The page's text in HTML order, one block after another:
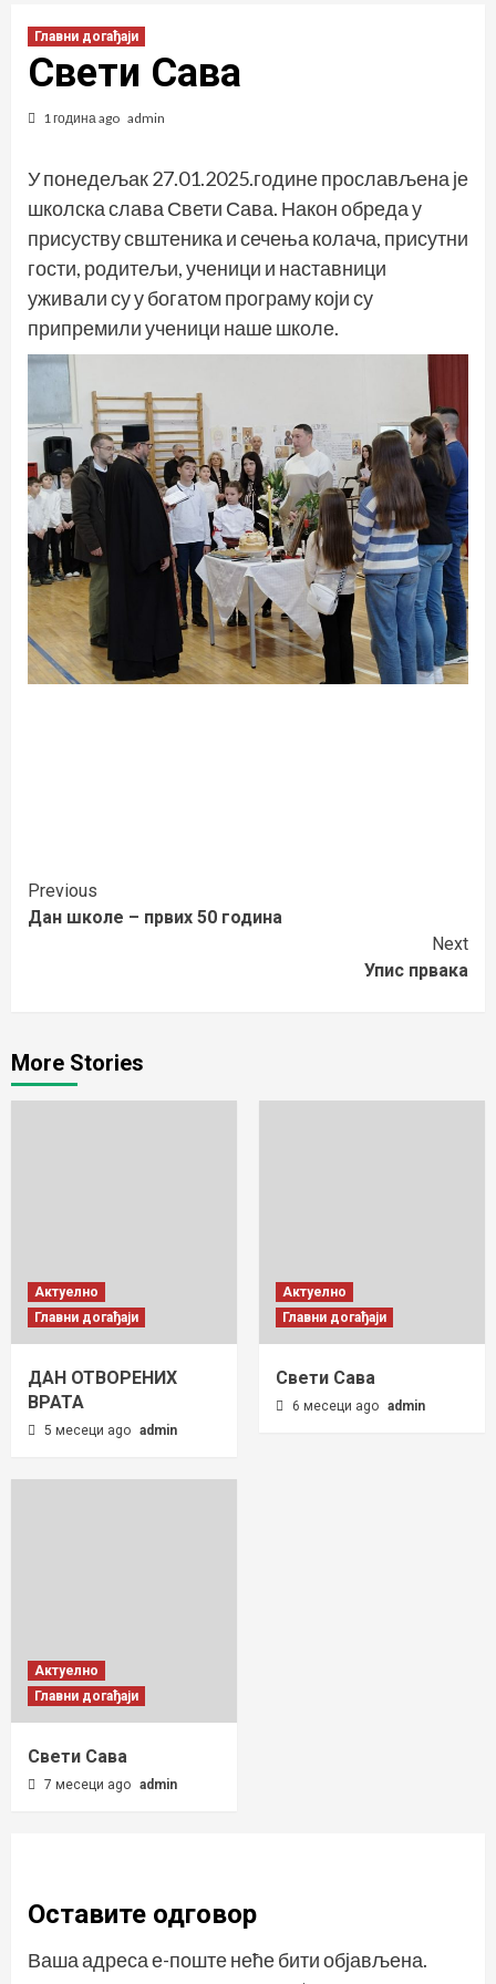
Главни догађаји
Свети Сава
1 година ago admin
У понедељак 27.01.2025.године прослављена је
школска слава Свети Сава. Након обреда у
присуству свштеника и сечења колача, присутни
гости, родитељи, ученици и наставници
уживали су у богатом програму који су
припремили ученици наше школе.
Continue
Reading
Previous
Дан школе – првих 50 година
Next
Упис првака
More Stories
Актуелно
Главни догађаји
ДАН ОТВОРЕНИХ
ВРАТА
5 месеци ago admin
Актуелно
Главни догађаји
Свети Сава
6 месеци ago admin
Актуелно
Главни догађаји
Свети Сава
7 месеци ago admin
Оставите одговор
Ваша адреса е-поште неће бити објављена.